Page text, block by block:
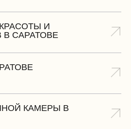
И
САРАТОВЕ
КАМЕРЫ В